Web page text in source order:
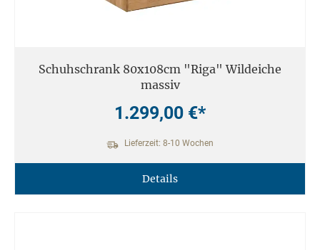
Schuhschrank 80x108cm "Riga" Wildeiche
massiv
1.299,00 €*
Lieferzeit: 8-10 Wochen
Details